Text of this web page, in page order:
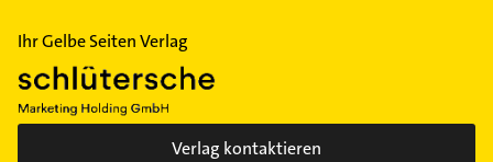
Ihr Gelbe Seiten Verlag
Verlag kontaktieren